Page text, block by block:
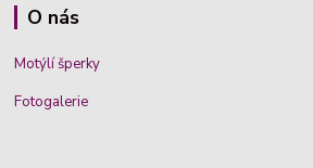
O nás
Motýlí šperky
Fotogalerie